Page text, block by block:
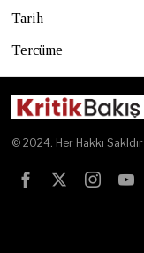
Tarih
Tercüme
© 2024. Her Hakkı Sakldır